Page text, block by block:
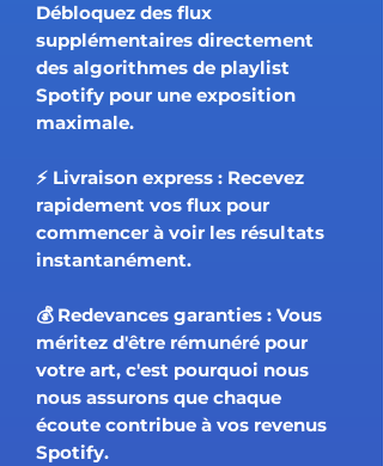
Débloquez des flux
supplémentaires directement
des algorithmes de playlist
Spotify pour une exposition
maximale.
⚡️ Livraison express : Recevez
rapidement vos flux pour
commencer à voir les résultats
instantanément.
💰 Redevances garanties : Vous
méritez d'être rémunéré pour
votre art, c'est pourquoi nous
nous assurons que chaque
écoute contribue à vos revenus
Spotify.